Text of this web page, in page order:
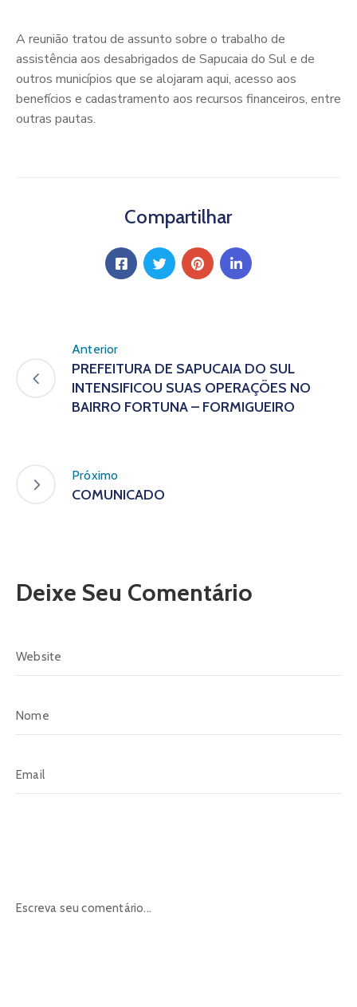
A reunião tratou de assunto sobre o trabalho de
assistência aos desabrigados de Sapucaia do Sul e de
outros municípios que se alojaram aqui, acesso aos
benefícios e cadastramento aos recursos financeiros, entre
outras pautas.
Compartilhar
Anterior
PREFEITURA DE SAPUCAIA DO SUL
INTENSIFICOU SUAS OPERAÇÕES NO
BAIRRO FORTUNA – FORMIGUEIRO
Próximo
COMUNICADO
Deixe Seu Comentário